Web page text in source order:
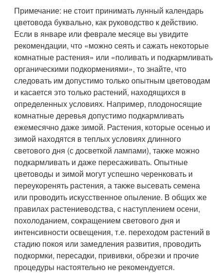
Примечание: не стоит принимать лунный календарь
цветовода буквально, как руководство к действию.
Если в январе или феврале месяце вы увидите
рекомендации, что «можно сеять и сажать некоторые
комнатные растения» или «поливать и подкармливать
органическими подкормениями», то знайте, что
следовать им допустимо только опытным цветоводам
и касается это только растений, находящихся в
определенных условиях. Например, плодоносящие
комнатные деревья допустимо подкармливать
ежемесячно даже зимой. Растения, которые осенью и
зимой находятся в теплых условиях длинного
светового дня (с досветкой лампами), также можно
подкармливать и даже пересаживать. Опытные
цветоводы и зимой могут успешно черенковать и
переукоренять растения, а также высевать семена
или проводить искусственное опыление. В общих же
правилах растениеводства, с наступлением осени,
похолоданием, сокращением светового дня и
интенсивности освещения, т.е. переходом растений в
стадию покоя или замедления развития, проводить
подкормки, пересадки, прививки, обрезки и прочие
процедуры настоятельно не рекомендуется.